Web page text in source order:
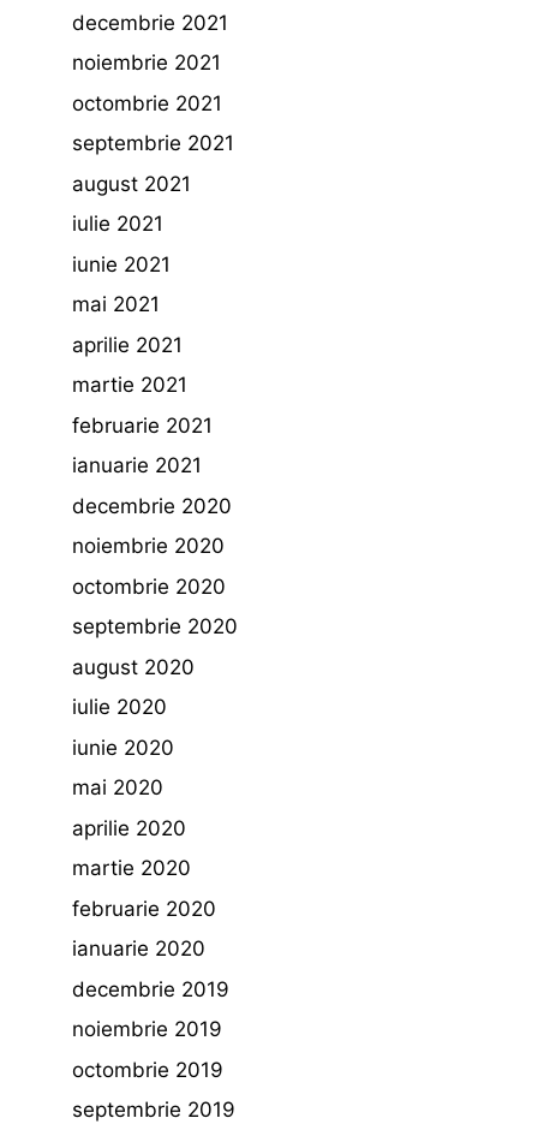
decembrie 2021
noiembrie 2021
octombrie 2021
septembrie 2021
august 2021
iulie 2021
iunie 2021
mai 2021
aprilie 2021
martie 2021
februarie 2021
ianuarie 2021
decembrie 2020
noiembrie 2020
octombrie 2020
septembrie 2020
august 2020
iulie 2020
iunie 2020
mai 2020
aprilie 2020
martie 2020
februarie 2020
ianuarie 2020
decembrie 2019
noiembrie 2019
octombrie 2019
septembrie 2019